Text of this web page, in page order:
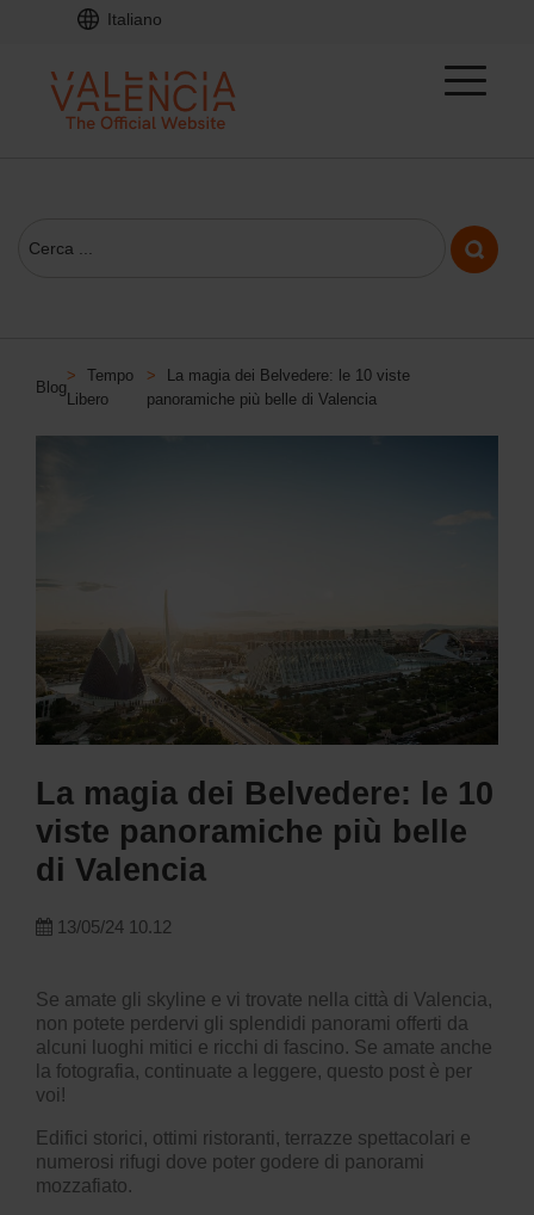
Italiano
Blog
>
Tempo
Libero
>
La magia dei Belvedere: le 10 viste
panoramiche più belle di Valencia
La magia dei Belvedere: le 10
viste panoramiche più belle
di Valencia
13/05/24 10.12
Se amate gli skyline e vi trovate nella città di Valencia,
non potete perdervi gli splendidi panorami offerti da
alcuni luoghi mitici e ricchi di fascino. Se amate anche
la fotografia, continuate a leggere, questo post è per
voi!
Edifici storici, ottimi ristoranti, terrazze spettacolari e
numerosi rifugi dove poter godere di panorami
mozzafiato.